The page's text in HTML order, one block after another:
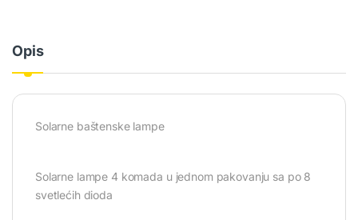
Opis
Solarne baštenske lampe
Solarne lampe 4 komada u jednom pakovanju sa po 8
svetlećih dioda